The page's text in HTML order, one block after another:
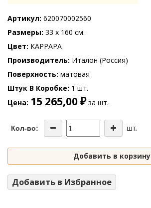
Артикул 620070002560
Размеры 33 x 160 см.
Цвет КАРРАРА
Производитель Италон (Россия)
Поверхность матовая
Штук В Коробке 1 шт.
Цена 15 265,00 ₽за шт.
Кол-во: шт.
Добавить в корзину
Добавить в Избранное